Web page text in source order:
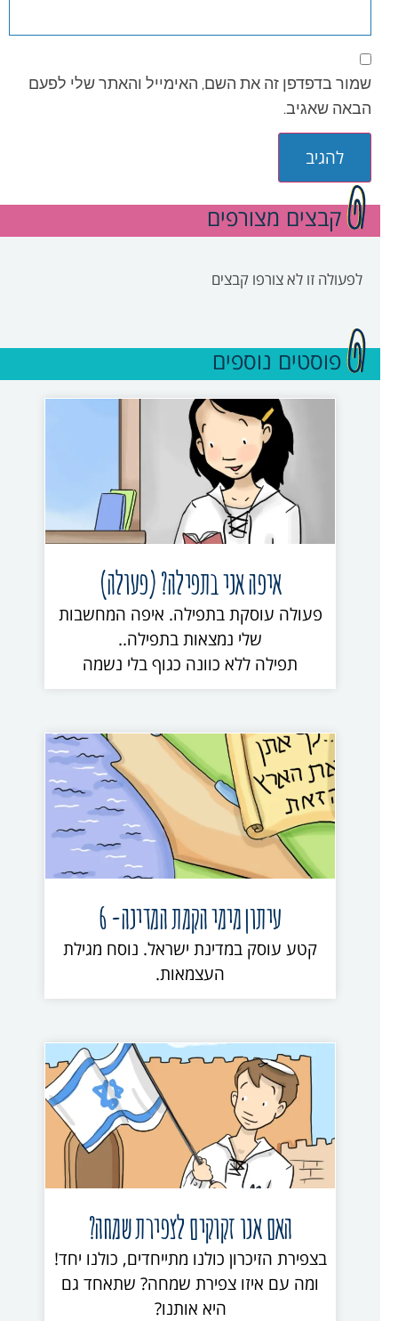
שמור בדפדפן זה את השם, האימייל והאתר שלי לפעם
הבאה שאגיב.
קבצים מצורפים
לפעולה זו לא צורפו קבצים
פוסטים נוספים
איפה אני בתפילה? (פעולה)
פעולה עוסקת בתפילה. איפה המחשבות
שלי נמצאות בתפילה..
תפילה ללא כוונה כגוף בלי נשמה
עיתון מימי הקמת המדינה- 6
קטע עוסק במדינת ישראל. נוסח מגילת
העצמאות.
האם אנו זקוקים לצפירת שמחה?
בצפירת הזיכרון כולנו מתייחדים, כולנו יחד!
ומה עם איזו צפירת שמחה? שתאחד גם
היא אותנו?